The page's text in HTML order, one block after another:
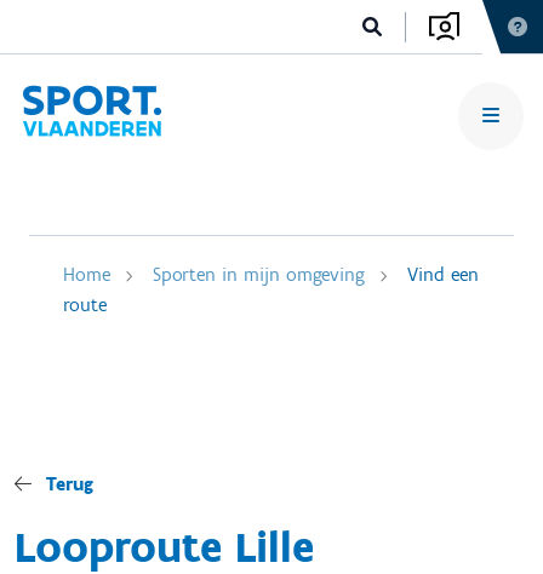
Home Sporten in mijn omgeving
Vind een
route
Terug
Looproute Lille